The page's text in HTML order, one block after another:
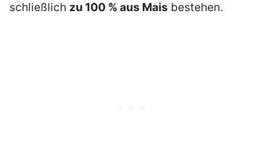
schließlich zu 100 % aus Mais bestehen.